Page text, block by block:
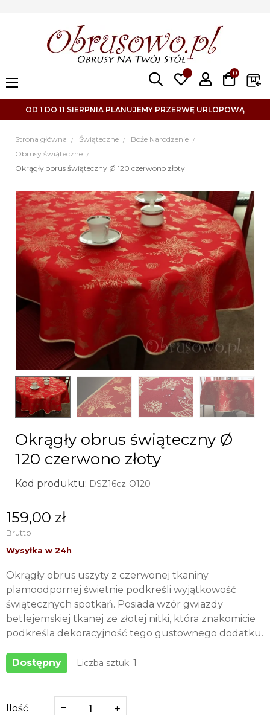
0
Toggle
navigation
☰
OD 1 DO 11 SIERPNIA PLANUJEMY PRZERWĘ URLOPOWĄ
Strona główna Świąteczne
Boże Narodzenie
Obrusy świąteczne
Okrągły obrus świąteczny Ø 120 czerwono złoty
Okrągły obrus świąteczny Ø
120 czerwono złoty
Kod produktu: DSZ16cz-O120
159,00 zł
Brutto
Okrągły obrus uszyty z czerwonej tkaniny
plamoodpornej świetnie podkreśli wyjątkowość
świątecznych spotkań. Posiada wzór gwiazdy
betlejemskiej tkanej ze złotej nitki, która znakomicie
podkreśla dekoracyjność tego gustownego dodatku.
Dostępny Liczba sztuk: 1
Ilość